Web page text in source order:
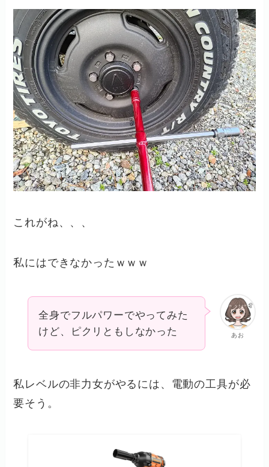
これがね、、、
私にはできなかったｗｗｗ
あお
全身でフルパワーでやってみた
けど、ピクリともしなかった
私レベルの非力女がやるには、電動の工具が必
要そう。